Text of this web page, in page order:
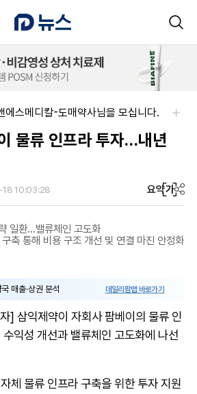
에스메디칼-도매약사님을 모십니다.
물류 인프라 투자…내년
10:03:28 요약가
일환…밸류체인 고도화
축 통해 비용 구조 개선 및 연결 마진 안정화
매출·상권 분석 데일리팜맵 바로가기
] 삼익제약이 자회사 팜베이의 물류 인
익성 개선과 밸류체인 고도화에 나선
체 물류 인프라 구축을 위한 투자 지원